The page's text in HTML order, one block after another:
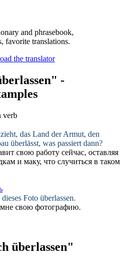
and phrasebook,
favorite translations.
-
verb
das Land der Armut, den
überlässt, was passiert dann?
свою работу сейчас, оставляя
и маку, что случиться в таком
Foto überlassen.
мне свою фотографию.
überlassen"